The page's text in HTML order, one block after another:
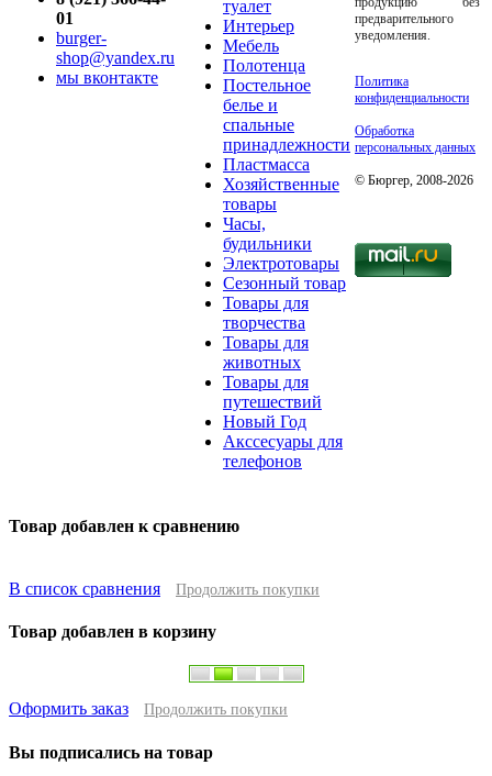
01
burger-
shop@yandex.ru
мы вконтакте
туалет
Интерьер
Мебель
Полотенца
Постельное
белье и
спальные
принадлежности
Пластмасса
Хозяйственные
товары
Часы,
будильники
Электротовары
Сезонный товар
Товары для
творчества
Товары для
животных
Товары для
путешествий
Новый Год
Акссесуары для
телефонов
предварительного
уведомления.
Политика
конфиденциальности
Обработка
персональных данных
© Бюргер, 2008-2026
Товар добавлен к сравнению
В список сравнения Продолжить покупки
Товар добавлен в корзину
Оформить заказ Продолжить покупки
Вы подписались на товар